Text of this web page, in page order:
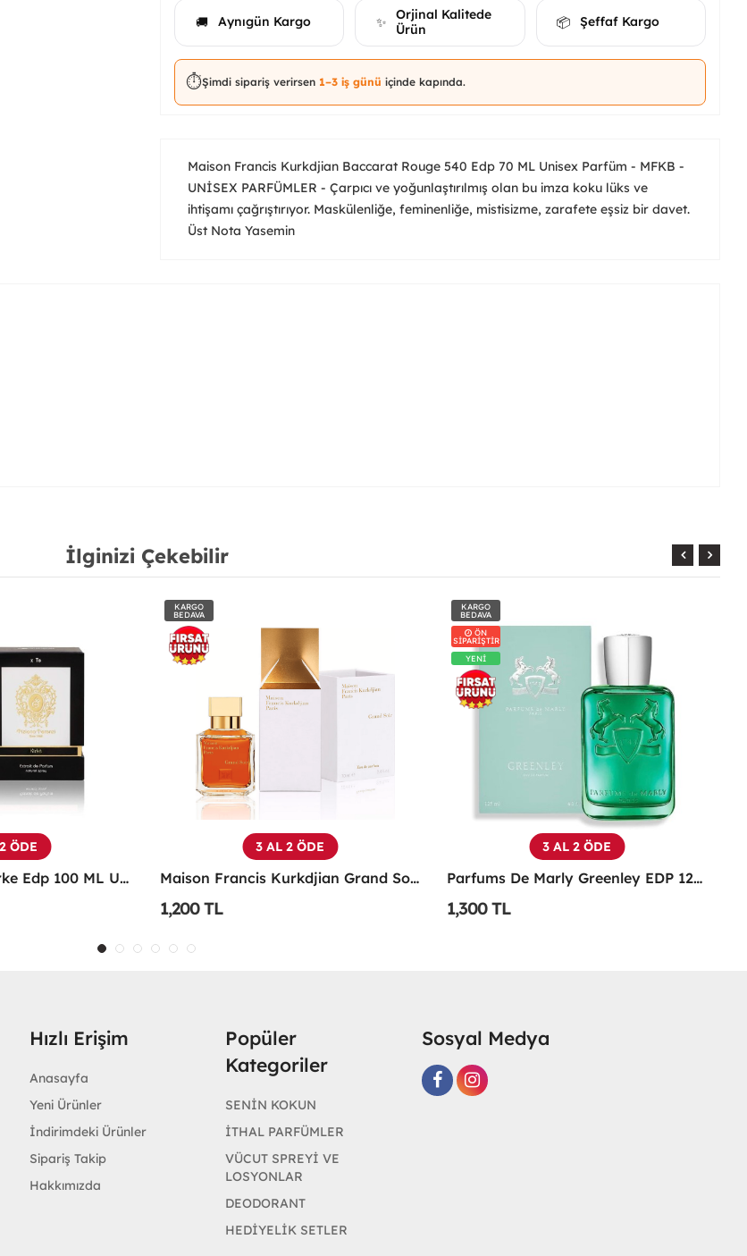
🚚 Aynıgün Kargo ✨
Orjinal Kalitede
Ürün
📦 Şeffaf Kargo
⏱️Şimdi sipariş verirsen 1–3 iş günü içinde kapında.
Maison Francis Kurkdjian Baccarat Rouge 540 Edp 70 ML Unisex Parfüm - MFKB -
UNİSEX PARFÜMLER - Çarpıcı ve yoğunlaştırılmış olan bu imza koku lüks ve
ihtişamı çağrıştırıyor. Maskülenliğe, feminenliğe, mistisizme, zarafete eşsiz bir davet.
Üst Nota Yasemin
İlginizi Çekebilir
ÖDE
Maison Francis Kurkdjian Grand Soir 70 Ml EDP Parfüm - MFKGS
KARGO
BEDAVA
ÖN
SİPARİŞTİR
YENİ
3 AL 2 ÖDE
Parfums De Marly Greenley EDP 125 ML Parfüm
1,300 TL
KARGO
BEDAVA
3 AL 2 ÖDE
Xerjoff Casamorati 1888 100 ML Unisex Parfüm -
1,350 TL
Hızlı Erişim
Anasayfa
Yeni Ürünler
İndirimdeki Ürünler
Sipariş Takip
Hakkımızda
Popüler
Kategoriler
SENİN KOKUN
İTHAL PARFÜMLER
VÜCUT SPREYİ VE
LOSYONLAR
DEODORANT
HEDİYELİK SETLER
Sosyal Medya